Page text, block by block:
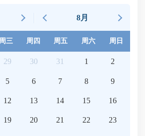
8月
周三 周四 周五 周六 周日
29 30 31 1 2
5 6 7 8 9
12 13 14 15 16
19 20 21 22 23